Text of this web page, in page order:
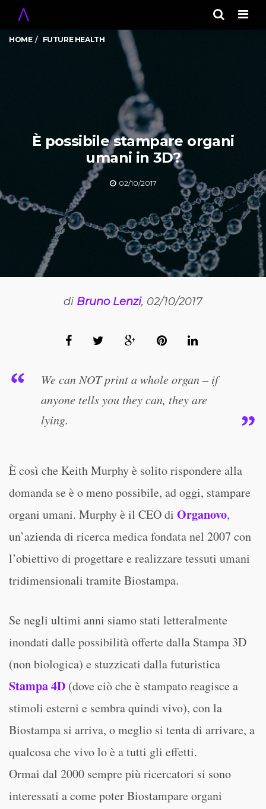
HOME FUTURE HEALTH
È possibile stampare organi
umani in 3D?
02/10/2017
di Bruno Lenzi, 02/10/2017
We can NOT print a whole organ – if
anyone tells you they can, they are
lying.
È così che Keith Murphy è solito rispondere alla
domanda se è o meno possibile, ad oggi, stampare
organi umani. Murphy è il CEO di Organovo,
un’azienda di ricerca medica fondata nel 2007 con
l’obiettivo di progettare e realizzare tessuti umani
tridimensionali tramite Biostampa.
Se negli ultimi anni siamo stati letteralmente
inondati dalle possibilità offerte dalla Stampa 3D
(non biologica) e stuzzicati dalla futuristica
Stampa 4D (dove ciò che è stampato reagisce a
stimoli esterni e sembra quindi vivo), con la
Biostampa si arriva, o meglio si tenta di arrivare, a
qualcosa che vivo lo è a tutti gli effetti.
Ormai dal 2000 sempre più ricercatori si sono
interessati a come poter Biostampare organi